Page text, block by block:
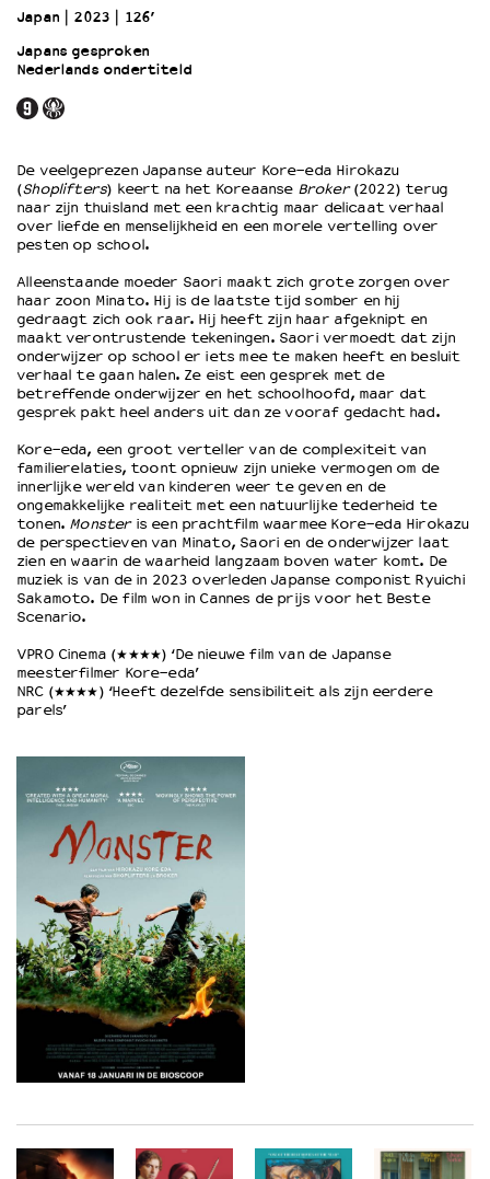
OVER LANTARENVENSTER
Werken bij
Word vriend
Historie
Partners
Huisregels
Integriteits- en gedragscode
Duurzaamheid
Culturele boycot Israël
Ruimte voor artistieke vrijheid – VNPF
Japan
2023
126’
Japans gesproken
Nederlands ondertiteld
De veelgeprezen Japanse auteur Kore-eda Hirokazu
(Shoplifters) keert na het Koreaanse Broker(2022) terug
naar zijn thuisland met een krachtig maar delicaat verhaal
over liefde en menselijkheid en een morele vertelling over
pesten op school.
Alleenstaande moeder Saori maakt zich grote zorgen over
haar zoon Minato. Hij is de laatste tijd somber en hij
gedraagt zich ook raar. Hij heeft zijn haar afgeknipt en
maakt verontrustende tekeningen. Saori vermoedt dat zijn
onderwijzer op school er iets mee te maken heeft en besluit
verhaal te gaan halen. Ze eist een gesprek met de
betreffende onderwijzer en het schoolhoofd, maar dat
gesprek pakt heel anders uit dan ze vooraf gedacht had.
Kore-eda, een groot verteller van de complexiteit van
familierelaties, toont opnieuw zijn unieke vermogen om de
innerlijke wereld van kinderen weer te geven en de
ongemakkelijke realiteit met een natuurlijke tederheid te
tonen. Monsteris een prachtfilm waarmee Kore-eda Hirokazu
de perspectieven van Minato, Saori en de onderwijzer laat
zien en waarin de waarheid langzaam boven water komt. De
muziek is van de in 2023 overleden Japanse componist Ryuichi
Sakamoto. De film won in Cannes de prijs voor het Beste
Scenario.
VPRO Cinema (★★★★) ‘De nieuwe film van de Japanse
meesterfilmer Kore-eda’
NRC (★★★★) ‘Heeft dezelfde sensibiliteit als zijn eerdere
parels’